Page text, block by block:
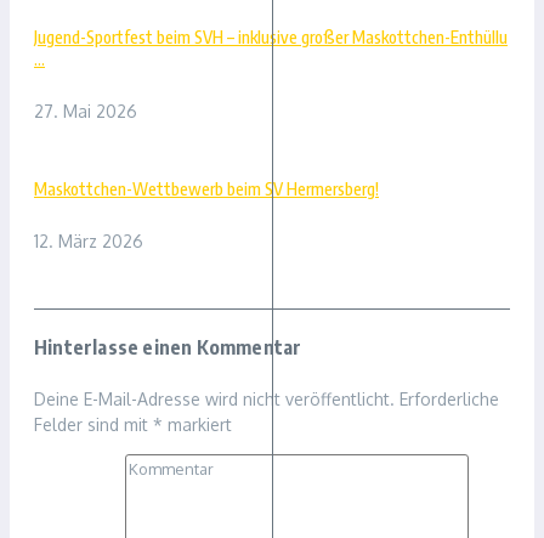
Jugend-Sportfest beim SVH – inklusive großer Maskottchen-Enthüllu
...
27. Mai 2026
Maskottchen-Wettbewerb beim SV Hermersberg!
12. März 2026
Hinterlasse einen Kommentar
Deine E-Mail-Adresse wird nicht veröffentlicht. Erforderliche
Felder sind mit * markiert